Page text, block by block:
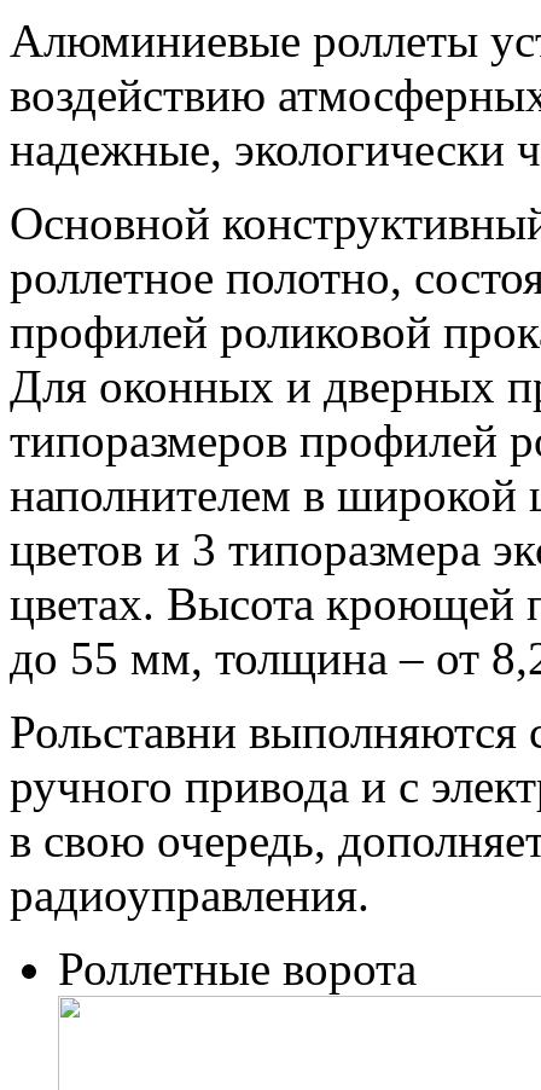
Алюминиевые роллеты
воздействию
надежные, экологически
Основной
роллетное полотно,
профилей роликовой
Для оконных и дверных
типоразмеров профилей
наполнителем в широкой
цветов и 3 типоразмера
цветах. Высота кроющей
до 55 мм, толщина – от
Рольставни
ручного привода и с
в свою очередь,
радиоуправления.
Роллетные ворота